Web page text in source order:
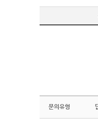
문의유형